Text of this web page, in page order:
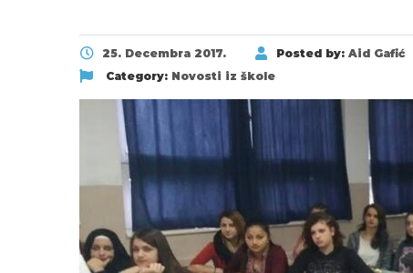
25. Decembra 2017. Posted by: Aid Gafić
Category: Novosti iz škole